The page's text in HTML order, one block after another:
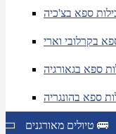
ספא בצ'כיה
בקרלובי וארי
ספא בגאורגיה
ספא בהונגריה
טיולים מאורגנים 🚌